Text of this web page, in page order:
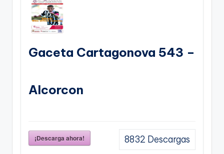
Gaceta Cartagonova 543 –
Alcorcon
¡Descarga ahora! 8832 Descargas